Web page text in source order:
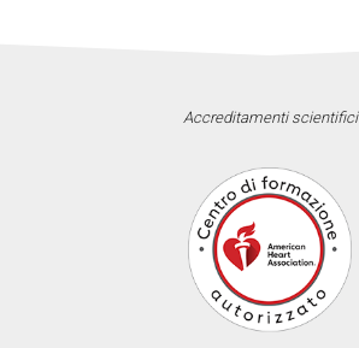
Accreditamenti scientifici